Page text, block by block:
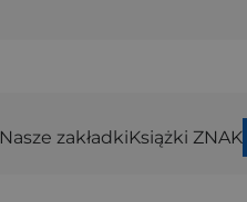
Nasze zakładkiKsiążki ZNAK